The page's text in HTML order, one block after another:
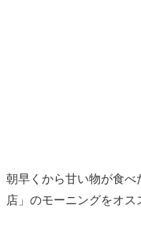
朝早くから甘い物が食べ
店」のモーニングをオス